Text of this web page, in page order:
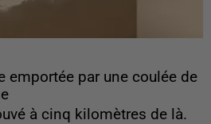
emportée par une coulée de
à cinq kilomètres de là.